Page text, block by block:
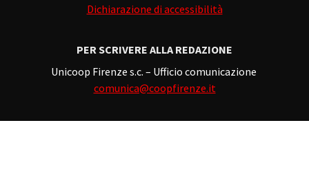
Dichiarazione di accessibilità
PER SCRIVERE ALLA REDAZIONE
Unicoop Firenze s.c. – Ufficio comunicazione
comunica@coopfirenze.it